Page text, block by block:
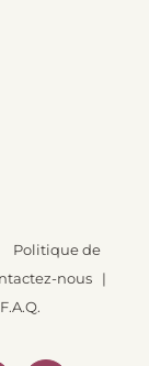
Politique de
nous |
F.A.Q.